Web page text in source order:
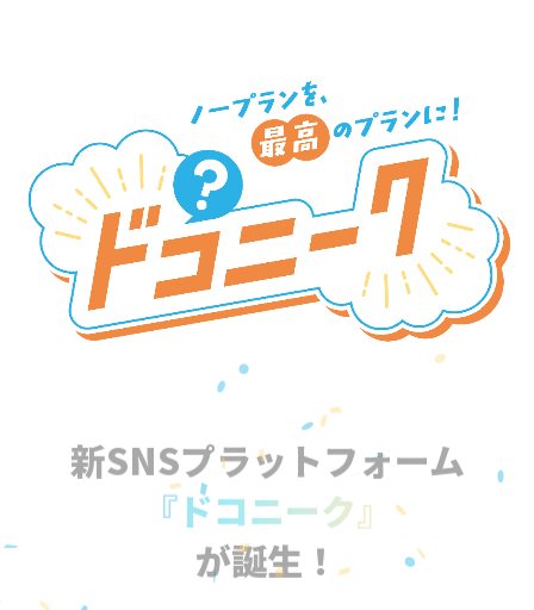
新SNSプラットフォーム
『ドコニーク』
が誕生！